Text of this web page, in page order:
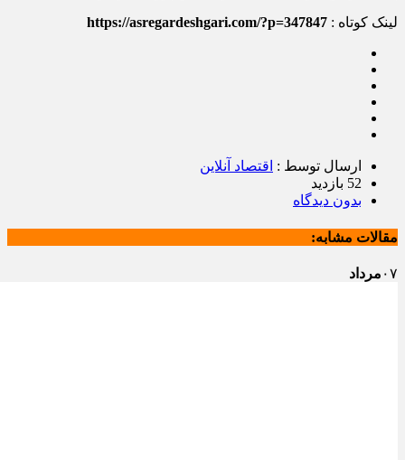
لینک کوتاه : https://asregardeshgari.com/?p=347847
ارسال توسط : اقتصاد آنلاین
52 بازدید
بدون دیدگاه
مقالات مشابه:
۰۷ مرداد